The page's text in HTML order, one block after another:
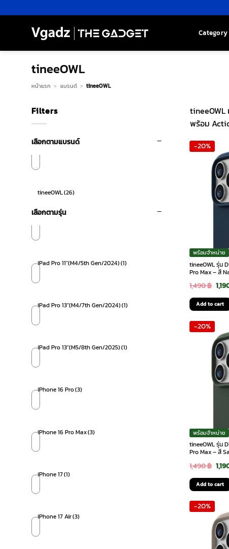
to
Category
tineeOWL
หน้าแรก > แบรนด์ > tineeOWL
Filters
เลือกตามแบรนด์
tineeOWL(26)
เลือกตามรุ่น
iPad Pro 11"(M4/5th Gen/2024)(1)
iPad Pro 13"(M4/7th Gen/2024)(1)
iPad Pro 13"(M5/8th Gen/2025)(1)
iPhone 16 Pro(3)
iPhone 16 Pro Max(3)
iPhone 17(1)
iPhone 17 Air(3)
พร้อม
-20%
พร้อมจำหน่าย
tineeOWL รุ่น
Pro Max – สี
1,490฿
was:
Add to cart
-20%
พร้อมจำหน่าย
tineeOWL รุ่น
Pro Max – สี
1,490฿
was:
Add to cart
-20%